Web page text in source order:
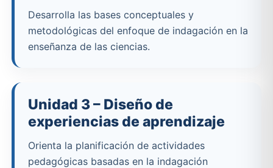
Desarrolla las bases conceptuales y
metodológicas del enfoque de indagación en la
enseñanza de las ciencias.
Unidad 3 – Diseño de
experiencias de aprendizaje
Orienta la planificación de actividades
pedagógicas basadas en la indagación